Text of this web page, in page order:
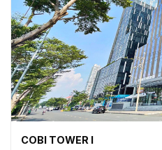
COBI TOWER I